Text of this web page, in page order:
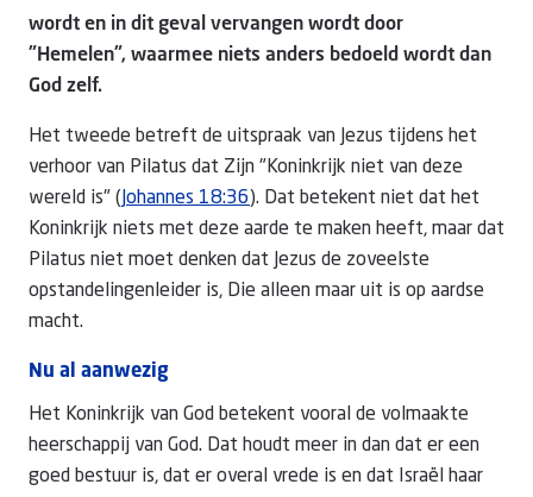
wordt en in dit geval vervangen wordt door
"Hemelen", waarmee niets anders bedoeld wordt dan
God zelf.
Het tweede betreft de uitspraak van Jezus tijdens het
verhoor van Pilatus dat Zijn "Koninkrijk niet van deze
wereld is" ( Johannes 18:36). Dat betekent niet dat het
Koninkrijk niets met deze aarde te maken heeft, maar dat
Pilatus niet moet denken dat Jezus de zoveelste
opstandelingenleider is, Die alleen maar uit is op aardse
macht.
Nu al aanwezig
Het Koninkrijk van God betekent vooral de volmaakte
heerschappij van God. Dat houdt meer in dan dat er een
goed bestuur is, dat er overal vrede is en dat Israël haar